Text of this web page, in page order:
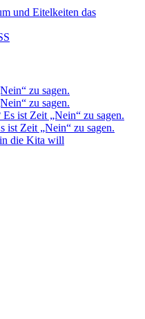
und Eitelkeiten das
zu sagen.
zu sagen.
Es ist Zeit „Nein“ zu sagen.
ist Zeit „Nein“ zu sagen.
die Kita will